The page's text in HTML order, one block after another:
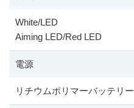
White/LED
Aiming LED/Red LED
電源
リチウムポリマーバッテリー